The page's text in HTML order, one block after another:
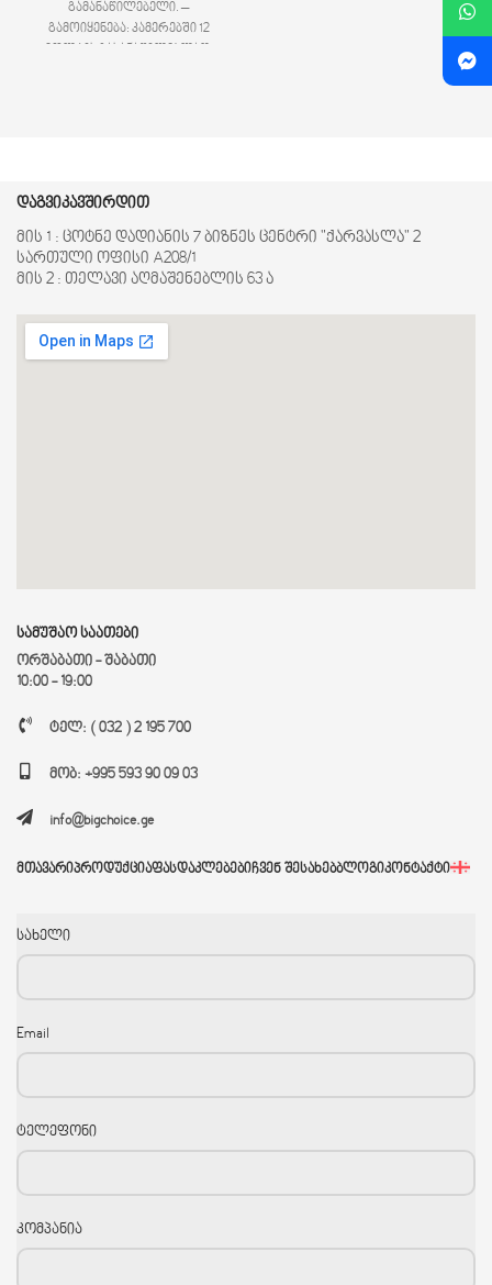
გამანაწილებელი. –
გამოიყენება: კამერებში 12
დაგვიკავშირდით
მის 1 : ცოტნე დადიანის 7 ბიზნეს ცენტრი "ქარვასლა" 2
სართული ოფისი A208/1
მის 2 : თელავი აღმაშენებლის 63 ა
სამუშაო საათები
ორშაბათი - შაბათი
10:00 - 19:00
ტელ: ( 032 ) 2 195 700
მობ: +995 593 90 09 03
info@bigchoice.ge
ᲛᲗᲐᲕᲐᲠᲘᲞᲠᲝᲓᲣᲥᲪᲘᲐᲤᲐᲡᲓᲐᲙᲚᲔᲑᲔᲑᲘᲩᲕᲔᲜ ᲨᲔᲡᲐᲮᲔᲑᲑᲚᲝᲒᲘᲙᲝᲜᲢᲐᲥᲢᲘ
სახელი
Email
ტელეფონი
კომპანია